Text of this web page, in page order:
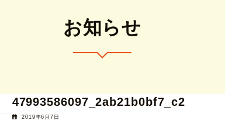
お知らせ
47993586097_2ab21b0bf7_c2
2019年6月7日